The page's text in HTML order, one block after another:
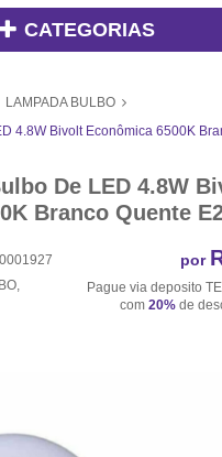
CATEGORIAS
LAMPADA BULBO
4.8W Bivolt Econômica 6500K
De LED 4.8W
Branco Quente
por
Pague via deposito
com 20% de